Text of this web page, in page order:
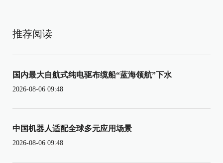
推荐阅读
国内最大自航式纯电驱布缆船“蓝海领航”下水
2026-08-06 09:48
中国机器人适配全球多元应用场景
2026-08-06 09:48